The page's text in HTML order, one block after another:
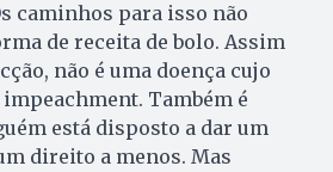
caminhos para isso não
de receita de bolo. Assim
não é uma doença cujo
Também é
está disposto a dar um
direito a menos. Mas